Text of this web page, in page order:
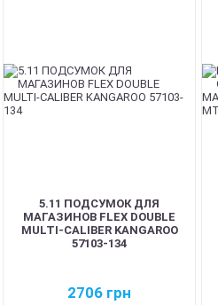
5.11 ПОДСУМОК ДЛЯ
МАГАЗИНОВ FLEX DOUBLE
MULTI-CALIBER KANGAROO
57103-134
2706 грн